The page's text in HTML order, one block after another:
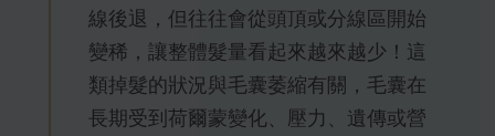
線後退，但往往會從頭頂或分線區開始
變稀，讓整體髮量看起來越來越少！這
類掉髮的狀況與毛囊萎縮有關，毛囊在
長期受到荷爾蒙變化、壓力、遺傳或營